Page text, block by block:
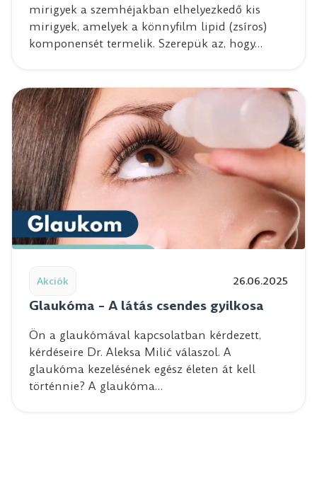
mirigyek a szemhéjakban elhelyezkedő kis
mirigyek, amelyek a könnyfilm lipid (zsíros)
komponensét termelik. Szerepük az, hogy…
Akciók 26.06.2025
Glaukóma – A látás csendes gyilkosa
Ön a glaukómával kapcsolatban kérdezett,
kérdéseire Dr. Aleksa Milić válaszol. A
glaukóma kezelésének egész életen át kell
történnie? A glaukóma…